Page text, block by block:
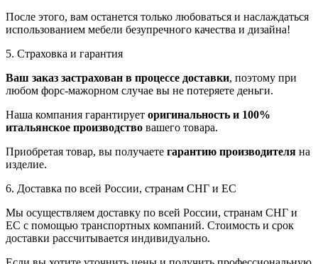
После этого, вам останется только любоваться и наслаждаться
использованием мебели безупречного качества и дизайна!
5. Страховка и гарантия
Ваш заказ застрахован в процессе доставки, поэтому при
любом форс-мажорном случае вы не потеряете деньги.
Наша компания гарантирует оригинальность и 100%
итальянское производство вашего товара.
Приобретая товар, вы получаете гарантию производителя на
изделие.
6. Доставка по всей России, странам СНГ и ЕС
Мы осуществляем доставку по всей России, странам СНГ и
ЕС с помощью транспортных компаний. Стоимость и срок
доставки рассчитывается индивидуально.